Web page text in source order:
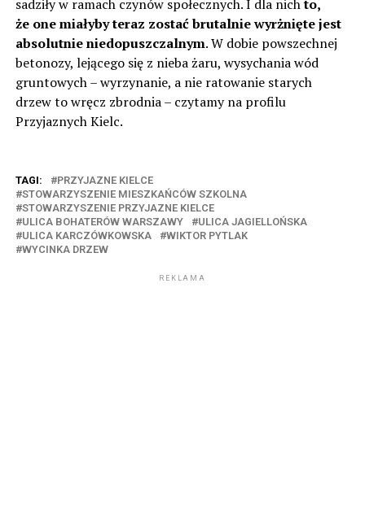
sadziły w ramach czynów społecznych. I dla nichto,
że one miałyby teraz zostać brutalnie wyrżnięte jest
absolutnie niedopuszczalnym. W dobie powszechnej
betonozy, lejącego się z nieba żaru, wysychania wód
gruntowych – wyrzynanie, a nie ratowanie starych
drzew to wręcz zbrodnia – czytamy na profilu
Przyjaznych Kielc.
TAGI:
PRZYJAZNE KIELCE
STOWARZYSZENIE MIESZKAŃCÓW SZKOLNA
STOWARZYSZENIE PRZYJAZNE KIELCE
ULICA BOHATERÓW WARSZAWY
ULICA JAGIELLOŃSKA
ULICA KARCZÓWKOWSKA
WIKTOR PYTLAK
WYCINKA DRZEW
REKLAMA